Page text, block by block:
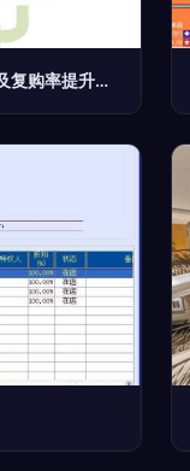
酒店创新管理 部门优化升级 营销突围及复购率提升高级研修班火热报名中